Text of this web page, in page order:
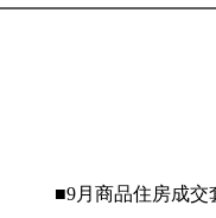
■9月商品住房成